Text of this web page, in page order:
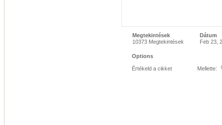
Megtekintések
Dátum
10373 Megtekintések
Feb 23,
Options
Értékeld a cikket Mellette: